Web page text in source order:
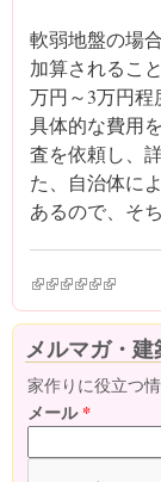
軟弱地盤の場
加算されるこ
万円～3万円程
具体的な費用
査を依頼し、
た、自治体に
あるので、そ
(link is external)
(link is external)
(link is
(link is
(link is
(link is
メルマガ・
家作りに役立つ
メール*